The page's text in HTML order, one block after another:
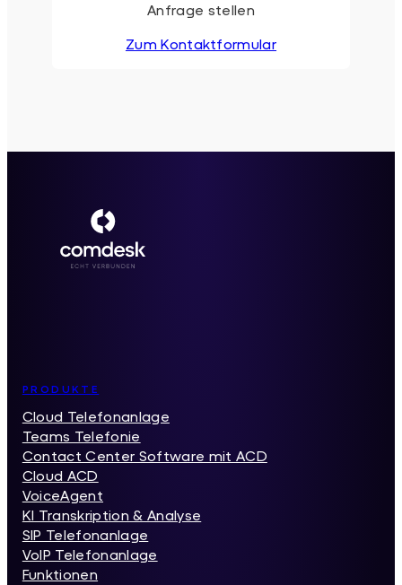
Anfrage stellen
Zum Kontaktformular
Inhaltsverzeichnis
PRODUKTE
Cloud Telefonanlage
Teams Telefonie
Contact Center Software mit ACD
Cloud ACD
VoiceAgent
KI Transkription & Analyse
SIP Telefonanlage
VoIP Telefonanlage
Funktionen